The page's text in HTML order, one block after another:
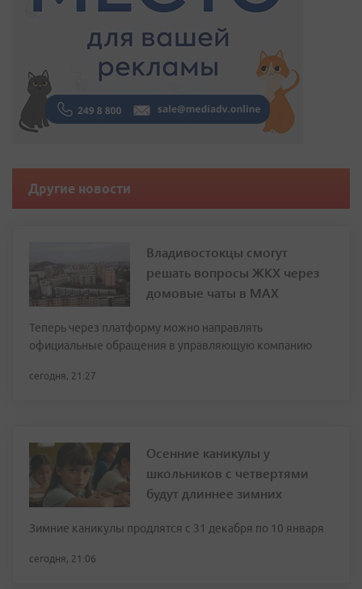
Другие новости
Владивостокцы смогут
решать вопросы ЖКХ через
домовые чаты в МАХ
Теперь через платформу можно направлять
официальные обращения в управляющую компанию
сегодня, 21:27
Осенние каникулы у
школьников с четвертями
будут длиннее зимних
Зимние каникулы продлятся с 31 декабря по 10 января
сегодня, 21:06